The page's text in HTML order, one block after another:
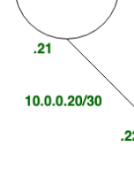
注
的
开
发
我
的
Programs
我
的